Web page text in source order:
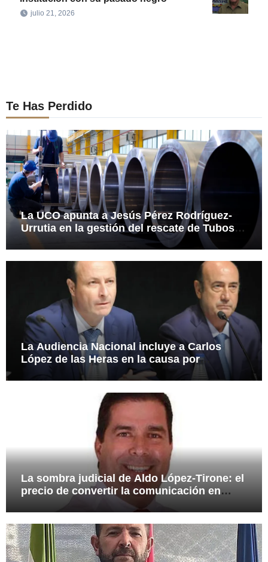
julio 21, 2026
Te Has Perdido
La UCO apunta a Jesús Pérez Rodríguez-
Urrutia en la gestión del rescate de Tubos
Reunidos
La Audiencia Nacional incluye a Carlos
López de las Heras en la causa por
presuntas irregularidades en el rescate de
112,8 millones a Tubos Reunidos
La sombra judicial de Aldo López-Tirone: el
precio de convertir la comunicación en